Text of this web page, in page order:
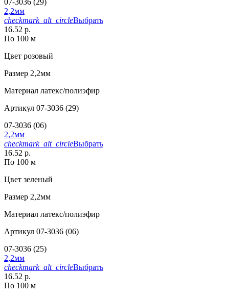
07-3036 (29)
2,2мм
checkmark_alt_circleВыбрать
16.52 р.
По 100 м
Цвет розовый
Размер 2,2мм
Материал латекс/полиэфир
Артикул 07-3036 (29)
07-3036 (06)
2,2мм
checkmark_alt_circleВыбрать
16.52 р.
По 100 м
Цвет зеленый
Размер 2,2мм
Материал латекс/полиэфир
Артикул 07-3036 (06)
07-3036 (25)
2,2мм
checkmark_alt_circleВыбрать
16.52 р.
По 100 м